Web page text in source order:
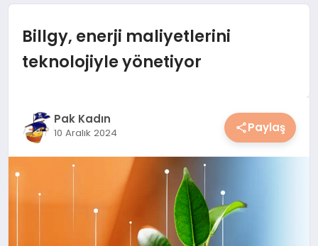
SAĞLIK
MAGAZIN
YAŞAM
YEMEK
Billgy, enerji maliyetlerini
teknolojiyle yönetiyor
Pak Kadın
10 Aralık 2024 Paylaş